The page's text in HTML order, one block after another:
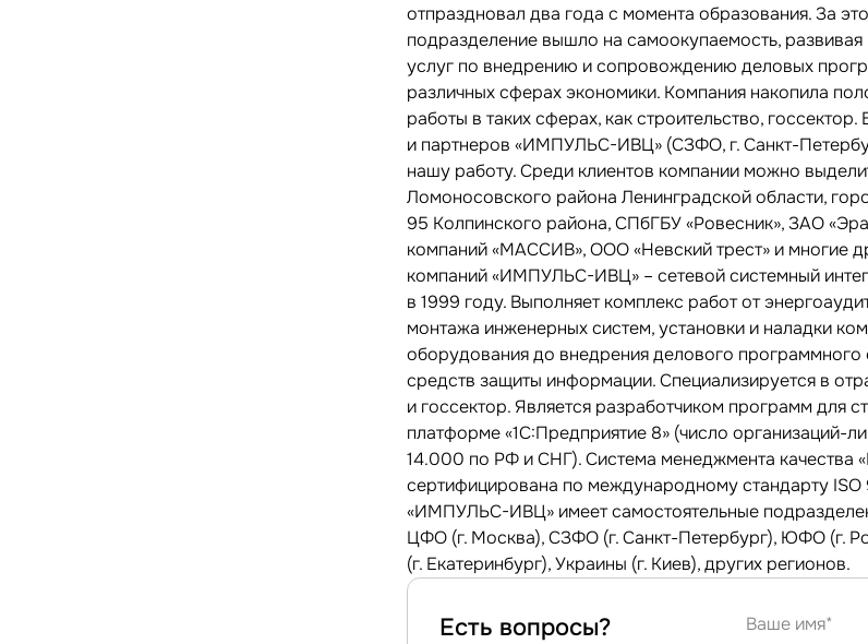
отпраздновал два года с момента образования. За
подразделение вышло на самоокупаемость, развивая
услуг по внедрению и сопровождению деловых
различных сферах экономики. Компания накопила
работы в таких сферах, как строительство,
и партнеров «ИМПУЛЬС-ИВЦ» (СЗФО, г. Санкт-
нашу работу. Среди клиентов компании можно
Ломоносовского района Ленинградской области,
95 Колпинского района, СПбГБУ «Ровесник», ЗАО
компаний «МАССИВ», ООО «Невский трест» и многие
компаний «ИМПУЛЬС-ИВЦ» – сетевой системный
в 1999 году. Выполняет комплекс работ от
монтажа инженерных систем, установки и наладки
оборудования до внедрения делового программного
средств защиты информации. Специализируется в
и госсектор. Является разработчиком программ для
платформе «1С:Предприятие 8» (число организаций-
14.000 по РФ и СНГ). Система менеджмента
сертифицирована по международному стандарту
«ИМПУЛЬС-ИВЦ» имеет самостоятельные
ЦФО (г. Москва), СЗФО (г. Санкт-Петербург), ЮФО (г.
(г. Екатеринбург), Украины (г. Киев), других регионов.
Есть вопросы?